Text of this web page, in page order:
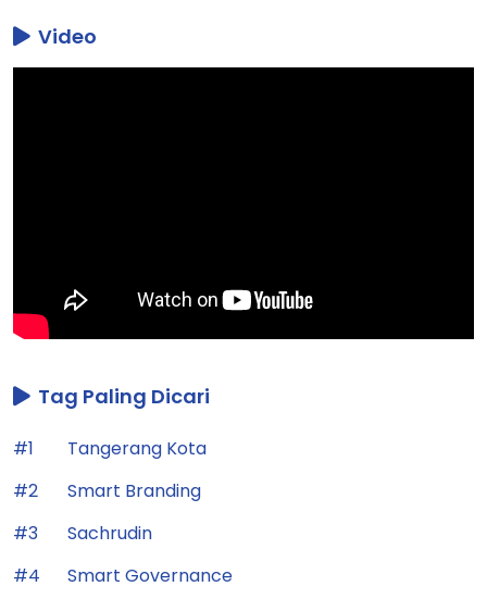
Video
Tag Paling Dicari
#1
Tangerang Kota
#2
Smart Branding
#3
Sachrudin
#4
Smart Governance